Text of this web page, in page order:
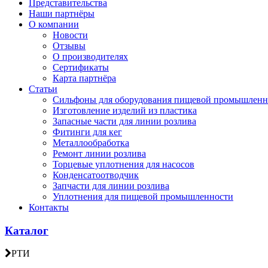
Представительства
Наши партнёры
О компании
Новости
Отзывы
О производителях
Сертификаты
Карта партнёра
Статьи
Сильфоны для оборудования пищевой
Изготовление изделий из пластика
Запасные части для линии розлива
Фитинги для кег
Металлообработка
Ремонт линии розлива
Торцевые уплотнения для насосов
Конденсатоотводчик
Запчасти для линии розлива
Уплотнения для пищевой промышленности
Контакты
Каталог
РТИ